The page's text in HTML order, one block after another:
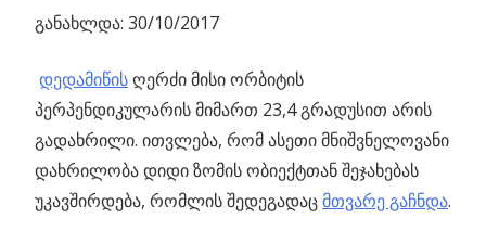
განახლდა: 30/10/2017
დედამიწისღერძი მისი ორბიტის
პერპენდიკულარის მიმართ 23,4 გრადუსით არის
გადახრილი. ითვლება, რომ ასეთი მნიშვნელოვანი
დახრილობა დიდი ზომის ობიექტთან შეჯახებას
უკავშირდება, რომლის შედეგადაცმთვარე გაჩნდა.